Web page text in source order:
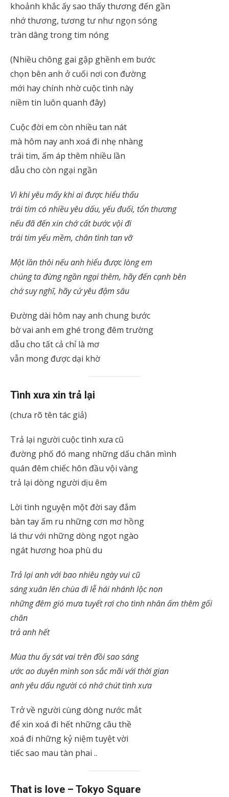
khoảnh khắc ấy sao thấy thương đến gần
nhớ thương, tương tư như ngọn sóng
tràn dâng trong tim nóng
(Nhiều chông gai gập ghềnh em bước
chọn bên anh ở cuối nơi con đường
mới hay chính nhờ cuộc tình này
niềm tin luôn quanh đây)
Cuộc đời em còn nhiều tan nát
mà hôm nay anh xoá đi nhẹ nhàng
trái tim, ấm áp thêm nhiều lần
dẫu cho còn ngại ngần
Vì khi yêu mấy khi ai được hiểu thấu
trái tim có nhiều yêu dấu, yếu đuối, tổn thương
nếu đã đến xin chớ cất bước vội đi
trái tim yếu mềm, chân tình tan vỡ
Một lần thôi nếu anh hiểu được lòng em
chúng ta đừng ngần ngại thêm, hãy đến cạnh bên
chớ suy nghĩ, hãy cứ yêu đậm sâu
Đường dài hôm nay anh chung bước
bờ vai anh em ghé trong đêm trường
dẫu cho tất cả chỉ là mơ
vẫn mong được dại khờ
Tình xưa xin trả lại
(chưa rõ tên tác giả)
Trả lại người cuộc tình xưa cũ
đường phố đó mang những dấu chân mình
quán đêm chiếc hôn đầu vội vàng
trả lại dòng người dịu êm
Lời tình nguyện một đời say đắm
bàn tay ấm ru những cơn mơ hồng
lá thư với những dòng ngọt ngào
ngát hương hoa phù du
Trả lại anh với bao nhiêu ngày vui cũ
sáng xuân lên chùa đi lễ hái nhánh lộc non
những đêm gió mưa tuyết rơi cho tình nhân ấm thêm gối
chăn
trả anh hết
Mùa thu ấy sát vai trên đồi sao sáng
ước ao duyên mình son sắc mãi với thời gian
anh yêu dấu người có nhớ chút tình xưa
Trở về người cùng dòng nước mắt
để xin xoá đi hết những câu thề
xoá đi những kỷ niệm tuyệt vời
tiếc sao mau tàn phai ..
That is love – Tokyo Square